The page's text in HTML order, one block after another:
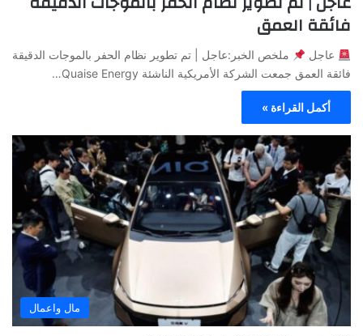
فائقة العمق
عاجل
ملخص الخبر:عاجل | تم تطوير نظام الحفر بالموجات الدقيقة
فائقة العمق جمعت الشركة الأمريكية الناشئة Quaise Energy…
أكمل القراءة »
مال واعمال